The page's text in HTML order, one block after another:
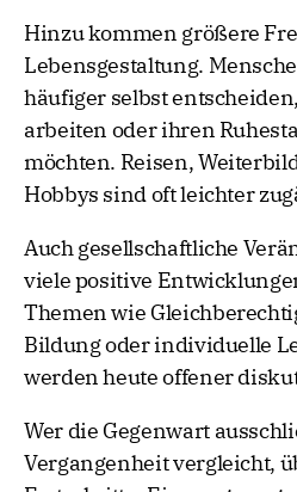
Hinzu kommen größere
Lebensgestaltung.
häufiger selbst
arbeiten oder ihren
möchten. Reisen,
Hobbys sind oft leichter
Auch gesellschaftliche
viele positive
Themen wie
Bildung oder individuelle
werden heute offener
Wer die Gegenwart
Vergangenheit vergleicht,